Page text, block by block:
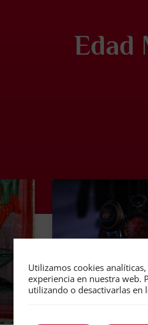
Edad
Utilizamos cookies
experiencia en nuestra web.
utilizando o desactivarlas en